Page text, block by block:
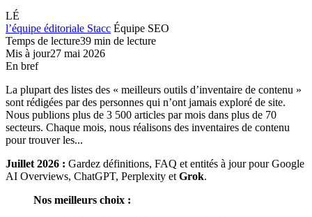
LÉ
l’équipe éditoriale Stacc Équipe SEO
Temps de lecture39 min de lecture
Mis à jour27 mai 2026
En bref
La plupart des listes des « meilleurs outils d’inventaire de contenu »
sont rédigées par des personnes qui n’ont jamais exploré de site.
Nous publions plus de 3 500 articles par mois dans plus de 70
secteurs. Chaque mois, nous réalisons des inventaires de contenu
pour trouver les...
Juillet 2026 : Gardez définitions, FAQ et entités à jour pour Google
AI Overviews, ChatGPT, Perplexity et Grok.
Nos meilleurs choix :